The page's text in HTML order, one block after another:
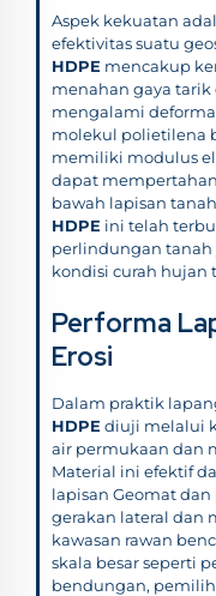
Aspek kekuatan
efektivitas suatu
HDPE mencakup
menahan gaya
mengalami
molekul polietilena
memiliki modulus
dapat
bawah lapisan
HDPE ini telah
perlindungan
kondisi curah
Performa
Erosi
Dalam praktik
HDPE diuji melalui
air permukaan dan
Material ini efektif
lapisan Geomat
gerakan lateral dan
kawasan rawan
skala besar seperti
bendungan,